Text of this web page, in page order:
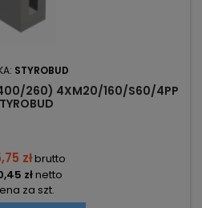
STYROBUD
260) 4XM20/160/S60/4PP
złbrutto
złnetto
za szt.